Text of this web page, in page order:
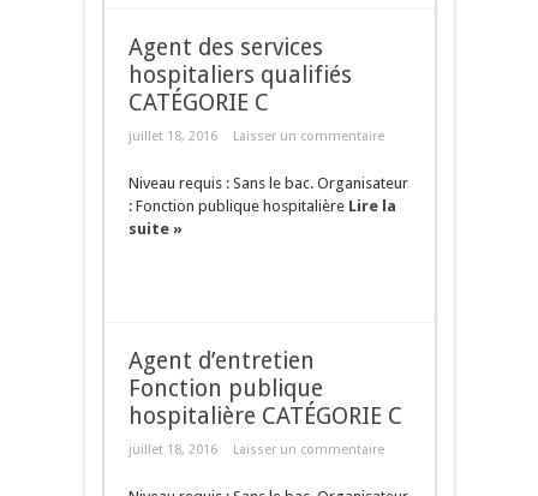
Agent des services
hospitaliers qualifiés
CATÉGORIE C
juillet 18, 2016 Laisser un commentaire
Niveau requis : Sans le bac. Organisateur
: Fonction publique hospitalière Lire la
suite »
Agent d’entretien
Fonction publique
hospitalière CATÉGORIE C
juillet 18, 2016 Laisser un commentaire